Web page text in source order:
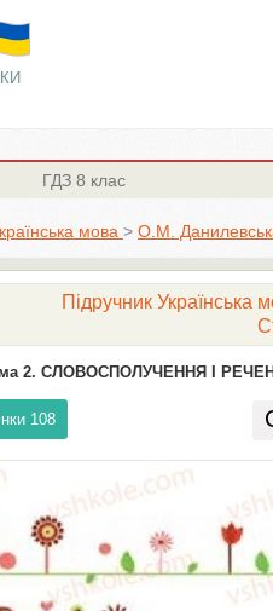
ГДЗ 8 клас
мова > О.М.
Підручник Українська
2. СЛОВОСПОЛУЧЕННЯ І
108